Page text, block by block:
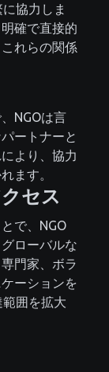
協力しま
確で直接的
れらの関係
NGOは言
ートナーと
より、協力
ます。
セス
で、NGO
ローバルな
門家、ボラ
ーションを
囲を拡大